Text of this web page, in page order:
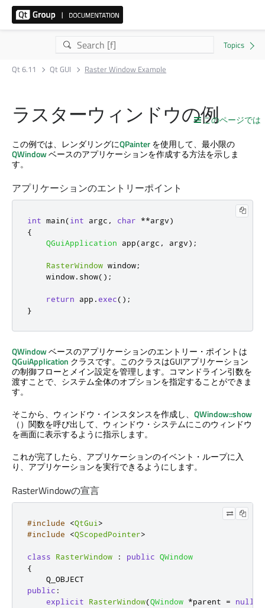
Qt 6.11 Qt GUI Raster Window Example
このページでは
ラスターウィンドウの例
この例では、レンダリングにQPainterを使用して、最小限の
QWindowベースのアプリケーションを作成する方法を示しま
す。
アプリケーションのエントリーポイント
int main(int argc , char **argv)
{
QGuiApplication app(argc , argv);
RasterWindow window;
    window
. show();
return app .exec();
}
QWindowベースのアプリケーションのエントリー・ポイントは
QGuiApplication クラスです。このクラスはGUIアプリケーション
の制御フローとメイン設定を管理します。コマンドライン引数を
渡すことで、システム全体のオプションを指定することができま
す。
そこから、ウィンドウ・インスタンスを作成し、 QWindow::show
（）関数を呼び出して、ウィンドウ・システムにこのウィンドウ
を画面に表示するように指示します。
これが完了したら、アプリケーションのイベント・ループに入
り、アプリケーションを実行できるようにします。
RasterWindowの宣言
#include <QtGui >
#include
<QScopedPointer>
class RasterWindow : public QWindow
{
public :
explicit
RasterWindow(QWindow *parent =